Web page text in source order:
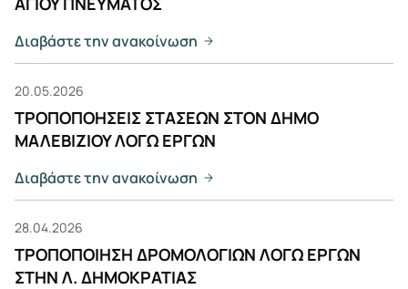
Διαβάστε την ανακοίνωση
20.05.2026
ΤΡΟΠΟΠΟΗΣΕΙΣ ΣΤΑΣΕΩΝ ΣΤΟΝ ΔΗΜΟ
ΜΑΛΕΒΙΖΙΟΥ ΛΟΓΩ ΕΡΓΩΝ
Διαβάστε την ανακοίνωση
28.04.2026
ΤΡΟΠΟΠΟΙΗΣΗ ΔΡΟΜΟΛΟΓΙΩΝ ΛΟΓΩ ΕΡΓΩΝ
ΣΤΗΝ Λ. ΔΗΜΟΚΡΑΤΙΑΣ